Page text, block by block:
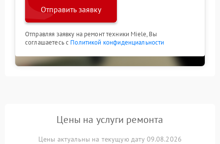
Отправить заявку
Отправляя заявку на ремонт техники Miele, Вы
соглашаетесь с Политикой конфиденциальности
Цены на услуги ремонта
Цены актуальны на текущую дату 09.08.2026